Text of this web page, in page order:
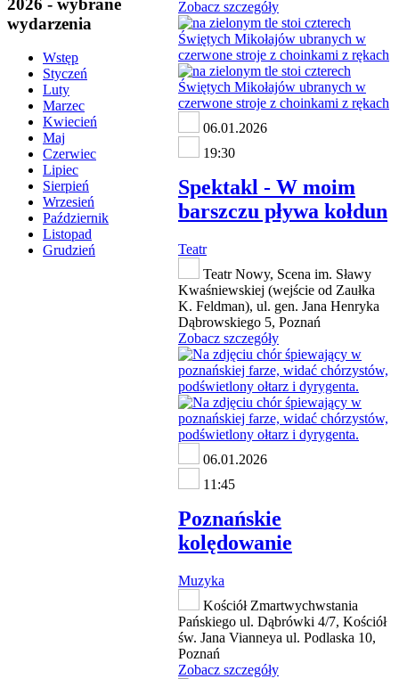
wydarzenia
Wstęp
Styczeń
Luty
Marzec
Kwiecień
Maj
Czerwiec
Lipiec
Sierpień
Wrzesień
Październik
Listopad
Grudzień
Zobacz szczegóły
06.01.2026
19:30
Spektakl - W moim
barszczu pływa kołdun
Teatr
Teatr Nowy, Scena im. Sławy
Kwaśniewskiej (wejście od Zaułka
K. Feldman), ul. gen. Jana Henryka
Dąbrowskiego 5, Poznań
Zobacz szczegóły
06.01.2026
11:45
Poznańskie
kolędowanie
Muzyka
Kościół Zmartwychwstania
Pańskiego ul. Dąbrówki 4/7, Kościół
św. Jana Vianneya ul. Podlaska 10,
Poznań
Zobacz szczegóły